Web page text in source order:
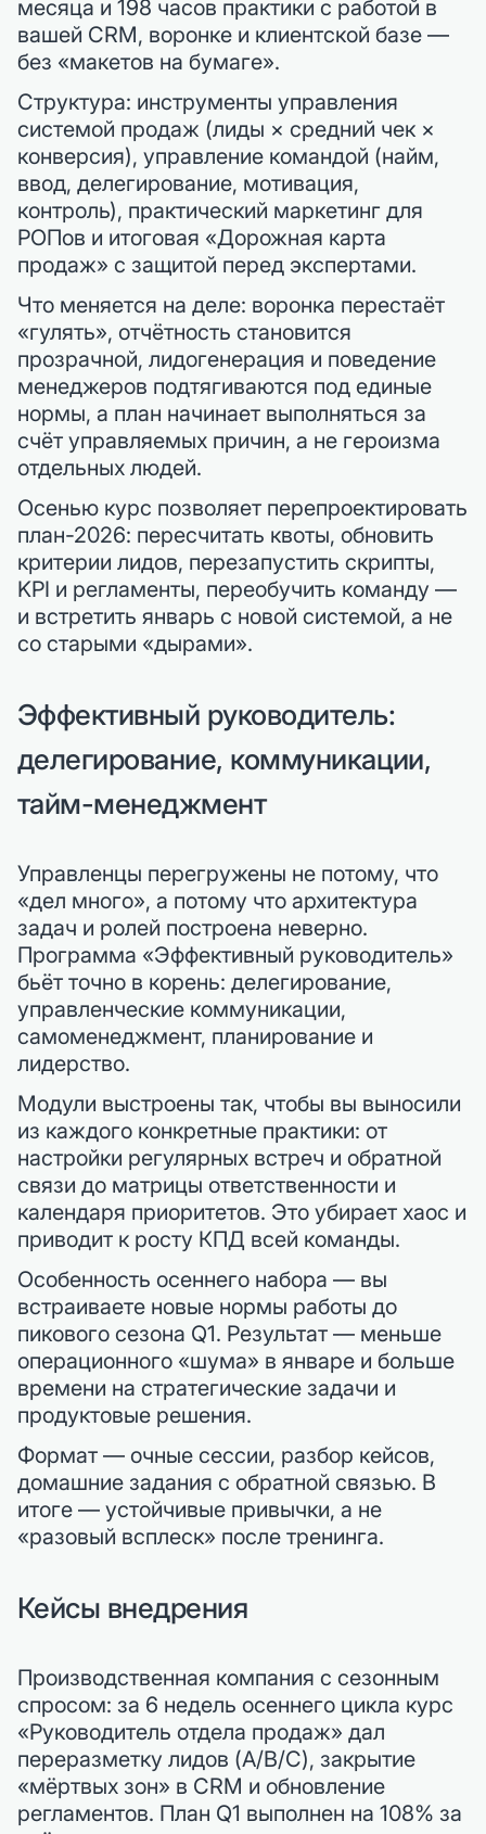
месяца и 198 часов практики с работой в
вашей CRM, воронке и клиентской базе —
без «макетов на бумаге».
Структура: инструменты управления
системой продаж (лиды × средний чек ×
конверсия), управление командой (найм,
ввод, делегирование, мотивация,
контроль), практический маркетинг для
РОПов и итоговая «Дорожная карта
продаж» с защитой перед экспертами.
Что меняется на деле: воронка перестаёт
«гулять», отчётность становится
прозрачной, лидогенерация и поведение
менеджеров подтягиваются под единые
нормы, а план начинает выполняться за
счёт управляемых причин, а не героизма
отдельных людей.
Осенью курс позволяет перепроектировать
план-2026: пересчитать квоты, обновить
критерии лидов, перезапустить скрипты,
KPI и регламенты, переобучить команду —
и встретить январь с новой системой, а не
со старыми «дырами».
Эффективный руководитель:
делегирование, коммуникации,
тайм-менеджмент
Управленцы перегружены не потому, что
«дел много», а потому что архитектура
задач и ролей построена неверно.
Программа «Эффективный руководитель»
бьёт точно в корень: делегирование,
управленческие коммуникации,
самоменеджмент, планирование и
лидерство.
Модули выстроены так, чтобы вы выносили
из каждого конкретные практики: от
настройки регулярных встреч и обратной
связи до матрицы ответственности и
календаря приоритетов. Это убирает хаос и
приводит к росту КПД всей команды.
Особенность осеннего набора — вы
встраиваете новые нормы работы до
пикового сезона Q1. Результат — меньше
операционного «шума» в январе и больше
времени на стратегические задачи и
продуктовые решения.
Формат — очные сессии, разбор кейсов,
домашние задания с обратной связью. В
итоге — устойчивые привычки, а не
«разовый всплеск» после тренинга.
Кейсы внедрения
Производственная компания с сезонным
спросом: за 6 недель осеннего цикла курс
«Руководитель отдела продаж» дал
переразметку лидов (A/B/C), закрытие
«мёртвых зон» в CRM и обновление
регламентов. План Q1 выполнен на 108% за